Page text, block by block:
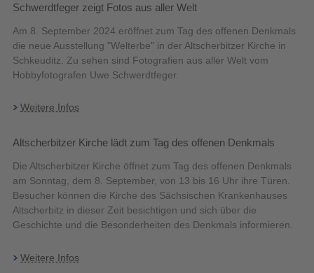
Schwerdtfeger zeigt Fotos aus aller Welt
Am 8. September 2024 eröffnet zum Tag des offenen Denkmals
die neue Ausstellung "Welterbe" in der Altscherbitzer Kirche in
Schkeuditz. Zu sehen sind Fotografien aus aller Welt vom
Hobbyfotografen Uwe Schwerdtfeger.
Weitere Infos
Altscherbitzer Kirche lädt zum Tag des offenen Denkmals
Die Altscherbitzer Kirche öffnet zum Tag des offenen Denkmals
am Sonntag, dem 8. September, von 13 bis 16 Uhr ihre Türen.
Besucher können die Kirche des Sächsischen Krankenhauses
Altscherbitz in dieser Zeit besichtigen und sich über die
Geschichte und die Besonderheiten des Denkmals informieren.
Weitere Infos